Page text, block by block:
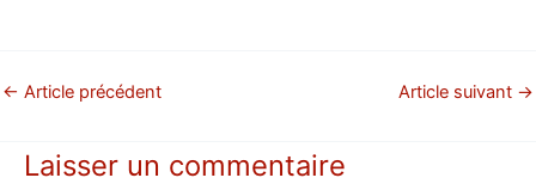
← Article précédent Article suivant →
Laisser un commentaire